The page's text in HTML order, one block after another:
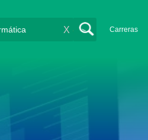
Carreras
X